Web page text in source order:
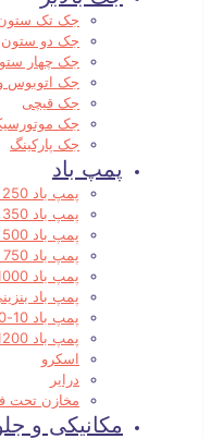
جک تک
جک دو ستون
جک چهار
جک اتوبوس
جک قیچی
جک
جک پارکینگ
پمپ باد
پمپ باد 250 لیتری
پمپ باد 350 لیتری
پمپ باد 500 لیتری
پمپ باد 750 لیتری
پمپ باد 1000 لیتری
پمپ باد
پمپ باد 10-20-50 لیتری
پمپ باد 1200 لیتری
اسکرو
درایر
مخازن تحت
مکانیکی و